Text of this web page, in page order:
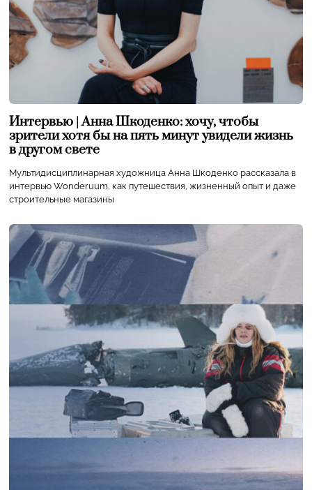
Интервью | Анна Шкоденко: хочу, чтобы
зрители хотя бы на пять минут увидели жизнь
в другом свете
Мультидисциплинарная художница Анна Шкоденко рассказала в
интервью Wonderuum, как путешествия, жизненный опыт и даже
строительные магазины